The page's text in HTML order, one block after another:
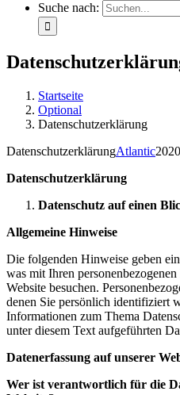
Suche nach:
Startseite
Optional
Datenschutzerklärung
DatenschutzerklärungAtlantic
Datenschutzerklärung
Datenschutz auf einen
Allgemeine Hinweise
Die folgenden Hinweise geben
was mit Ihren
Website besuchen.
denen Sie persönlich identifiziert
Informationen zum Thema
unter diesem Text aufgeführten
Datenerfassung auf unserer
Wer ist verantwortlich für die